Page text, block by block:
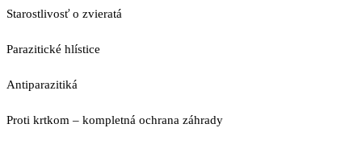
Starostlivosť o zvieratá
Parazitické hlístice
Antiparazitiká
Proti krtkom – kompletná ochrana záhrady